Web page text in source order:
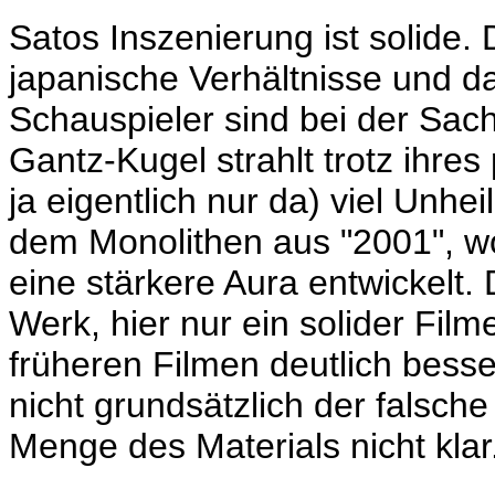
Satos Inszenierung ist solide.
japanische Verhältnisse und
Schauspieler sind bei der
Gantz-Kugel strahlt trotz
ja eigentlich nur da) viel
dem Monolithen aus "2001",
eine stärkere Aura entwickelt.
Werk, hier nur ein solider
früheren Filmen deutlich
nicht grundsätzlich der
Menge des Materials nicht